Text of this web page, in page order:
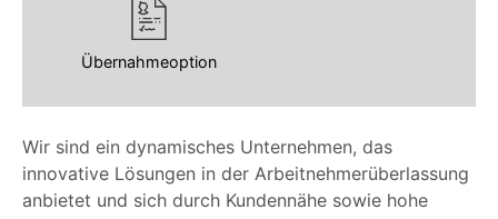
Wir sind ein dynamisches Unternehmen, das
innovative Lösungen in der Arbeitnehmerüberlassung
anbietet und sich durch Kundennähe sowie hohe
Übernahmeoption